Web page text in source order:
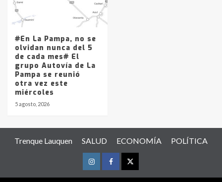
#En La Pampa, no se
olvidan nunca del 5
de cada mes# El
grupo Autovía de La
Pampa se reunió
otra vez este
miércoles
5 agosto, 2026
Trenque Lauquen SALUD ECONOMÍA POLÍTICA
InstagramFacebookTwitter